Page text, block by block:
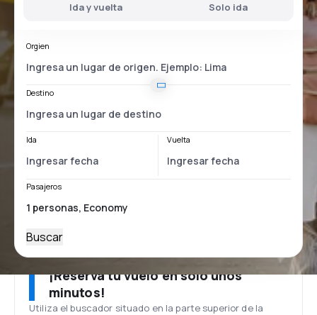
Ida y vuelta Solo ida
Orgien
Destino
Ida Vuelta
Pasajeros
Buscar
¡Reserva tu vuelo en solo unos
minutos!
Utiliza el buscador situado en la parte superior de la